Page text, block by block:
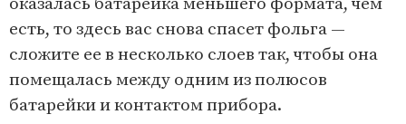
есть, то здесь вас снова спасет фольга —
сложите ее в несколько слоев так, чтобы она
помещалась между одним из полюсов
батарейки и контактом прибора.